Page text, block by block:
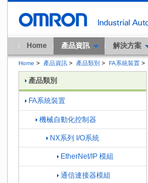
Home 產品資訊 解決方案
Home > 產品資訊 > 產品類別 > FA系統裝置 >
產品類別
FA系統裝置
機械自動化控制器
NX系列 I/O系統
EtherNet/IP 模組
通信連接器模組